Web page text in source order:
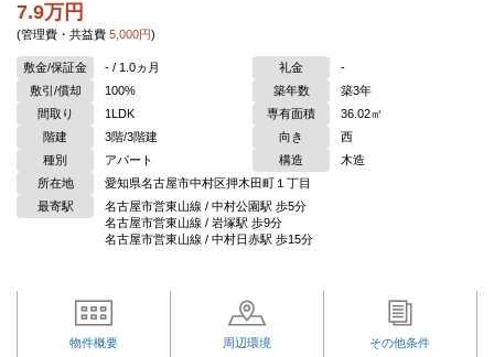
7.9万円
(管理費・共益費 5,000円)
敷金/保証金 - / 1.0ヵ月 礼金
-
敷引/償却
100% 築年数
築3年
間取り
1LDK 専有面積
36.02㎡
階建
3階/3階建 向き
西
種別
アパート 構造
木造
所在地
愛知県名古屋市中村区押木田町１丁目
最寄駅
名古屋市営東山線 / 中村公園駅 歩5分
名古屋市営東山線 / 岩塚駅 歩9分
名古屋市営東山線 / 中村日赤駅 歩15分
物件概要 周辺環境 その他条件